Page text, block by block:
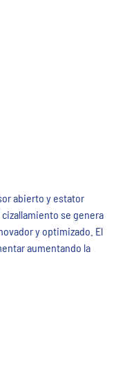
abierto y estator
se genera
y optimizado. El
aumentando la